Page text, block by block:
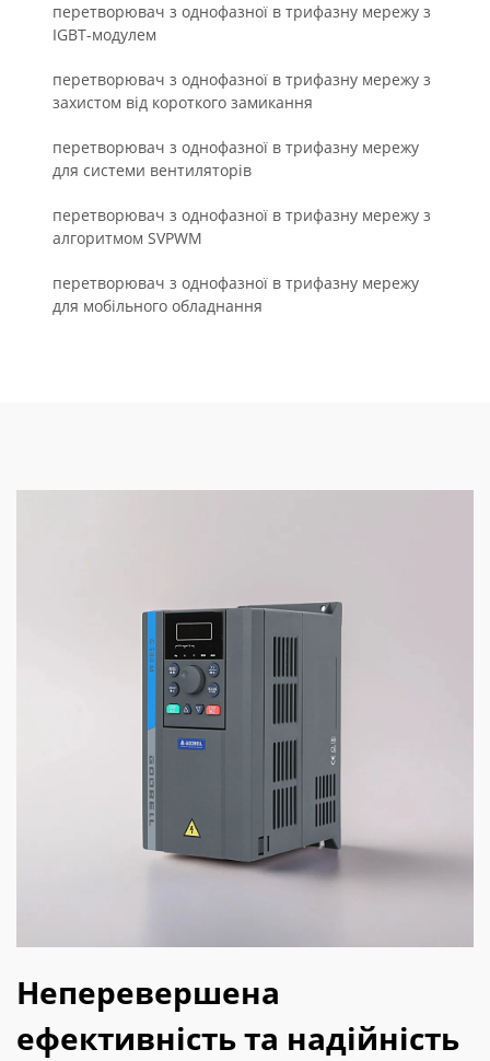
перетворювач з однофазної в трифазну мережу з
IGBT-модулем
перетворювач з однофазної в трифазну мережу з
захистом від короткого замикання
перетворювач з однофазної в трифазну мережу
для системи вентиляторів
перетворювач з однофазної в трифазну мережу з
алгоритмом SVPWM
перетворювач з однофазної в трифазну мережу
для мобільного обладнання
Неперевершена
ефективність та надійність